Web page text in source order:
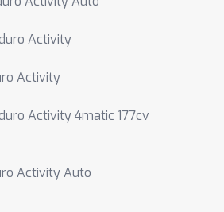
Activity
Activity
Activity 4matic 177cv
Activity Auto